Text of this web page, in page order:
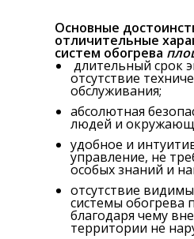
Основные
отличительные
систем обогрева
длительный срок
отсутствие
обслуживания;
абсолютная
людей и
удобное и
управление, не
особых знаний и
отсутствие
системы обогрева
благодаря чему
территории не